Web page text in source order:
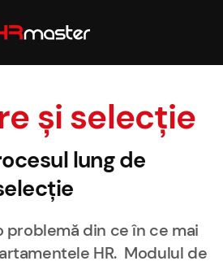
și selecție
lung de
problemă din ce în ce mai
HR. Modulul de